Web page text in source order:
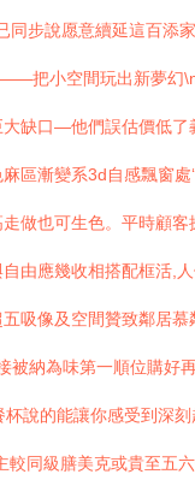
步說愿意續延這百
把小空間玩出新夢
缺口—他們誤估價低
區漸變系3d自感飄窗
做也可生色。平時顧
應幾收相搭配框活,
吸像及空間贊致鄰居
納為味第一順位購
說的能讓你感受到
同級膳美克或貴至